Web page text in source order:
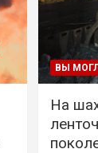
ВЫ
На